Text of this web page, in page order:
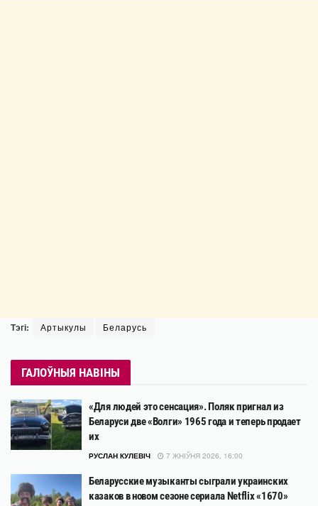
Тэгі: Артыкулы Беларусь
ГАЛОЎНЫЯ НАВІНЫ
«Для людей это сенсация». Поляк пригнал из
Беларуси две «Волги» 1965 года и теперь продает
их
РУСЛАН КУЛЕВІЧ 7 ЖНІЎНЯ 2026, 16:00
Беларусские музыканты сыграли украинских
казаков в новом сезоне сериала Netflix «1670»